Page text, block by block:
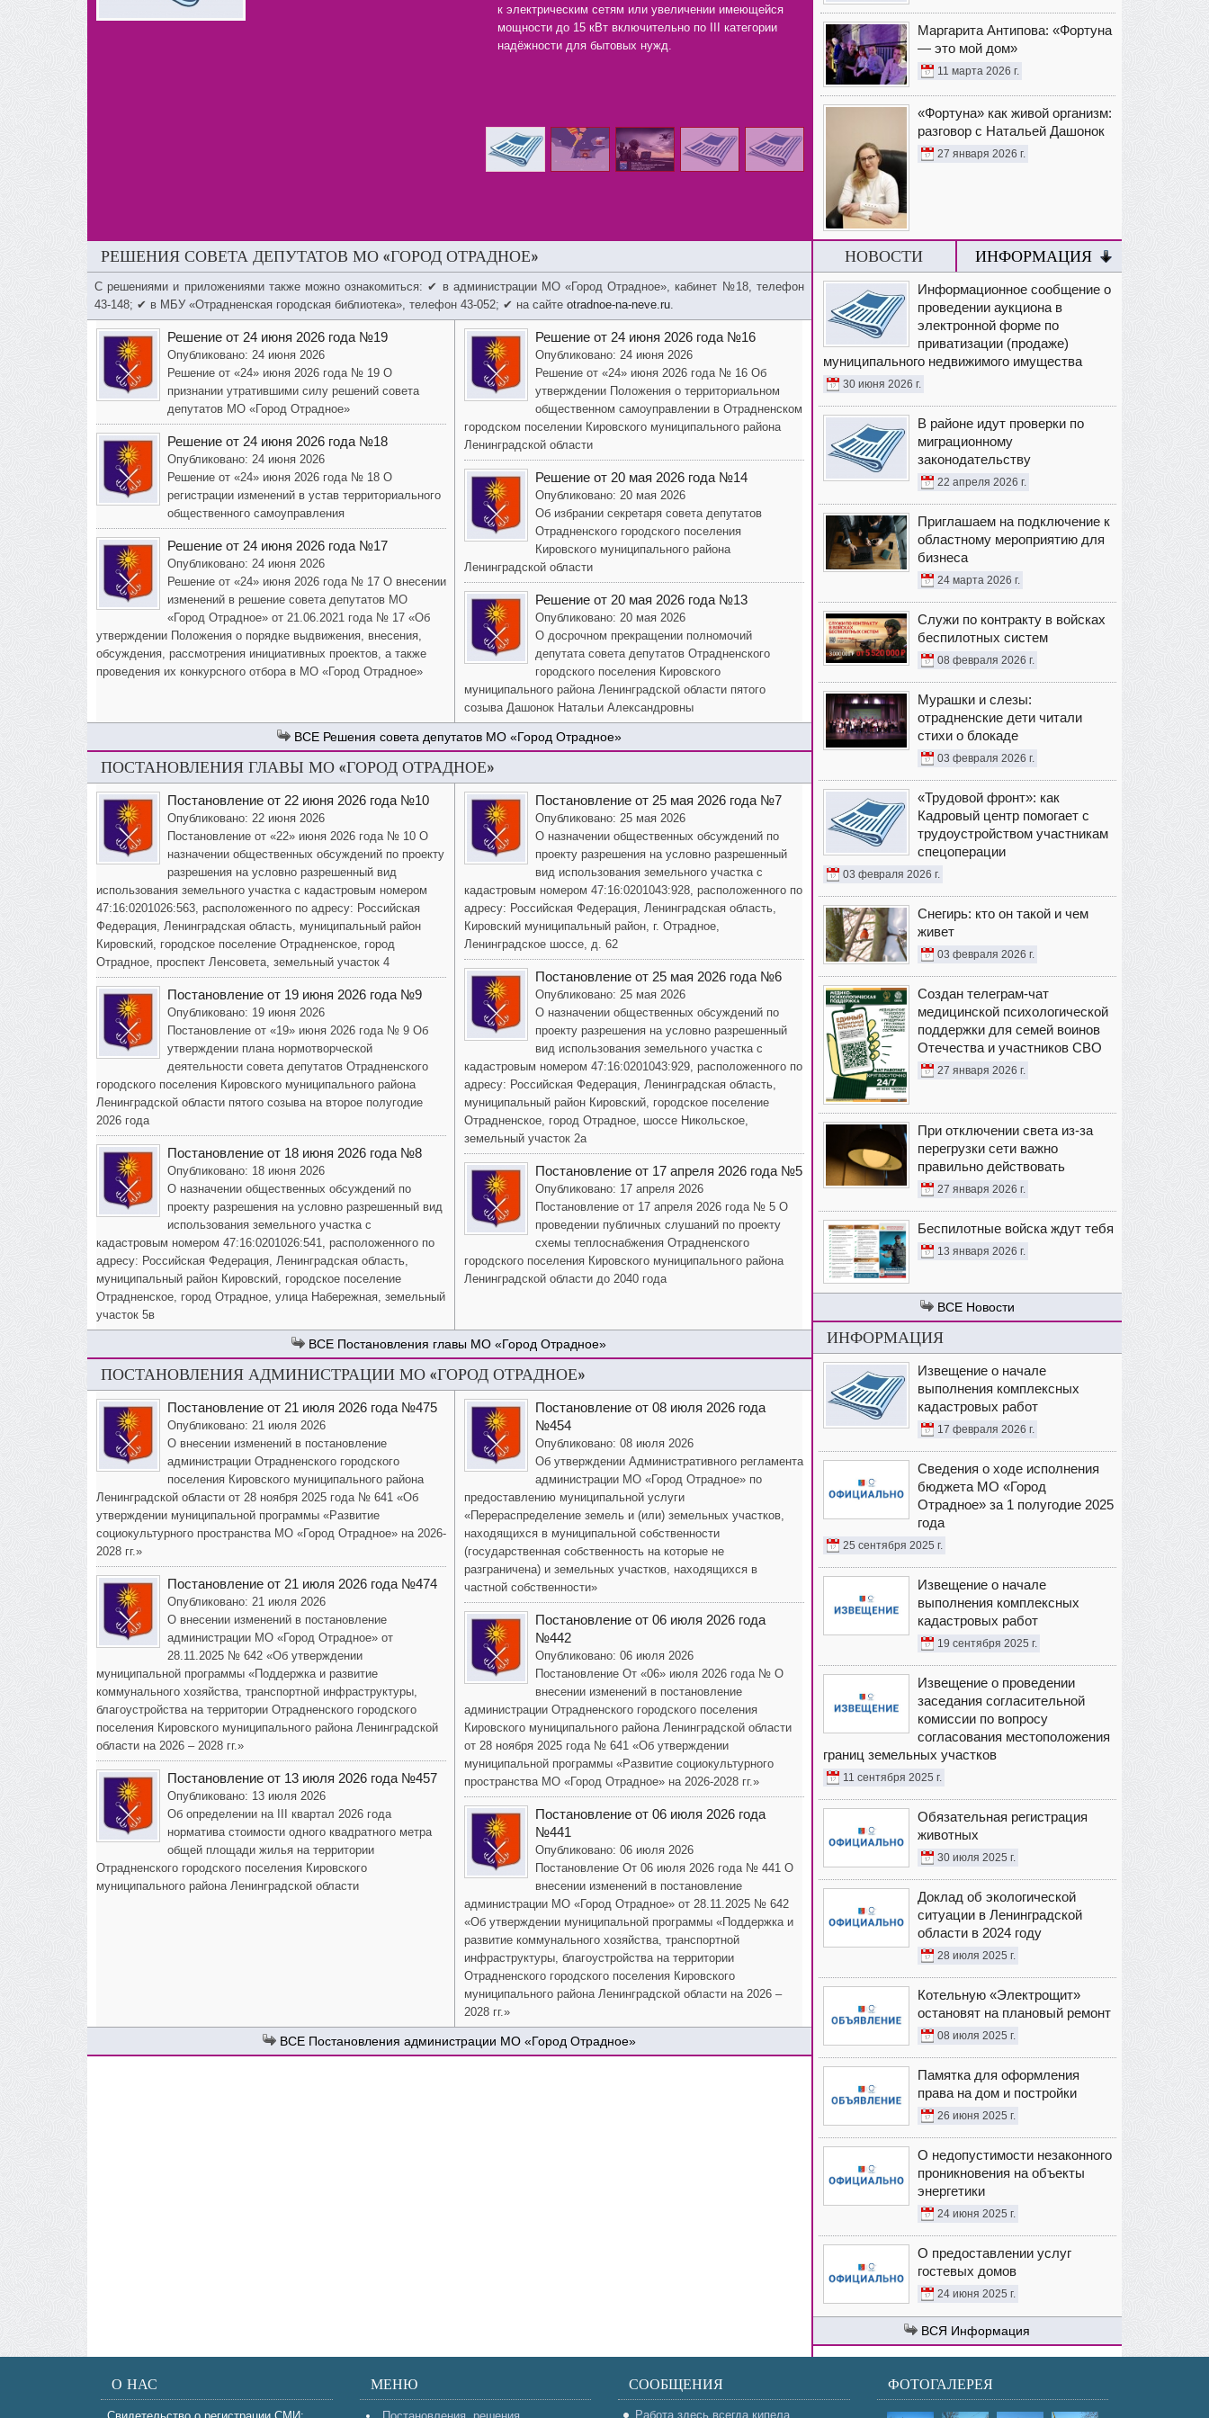
к электрическим сетям или увеличении имеющейся
мощности до 15 кВт включительно по III категории
надёжности для бытовых нужд.
Маргарита Антипова: «Фортуна
— это мой дом»
11 марта 2026 г.
«Фортуна» как живой организм:
разговор с Натальей Дашонок
27 января 2026 г.
РЕШЕНИЯ СОВЕТА ДЕПУТАТОВ МО «ГОРОД ОТРАДНОЕ»
С решениями и приложениями также можно ознакомиться: ✔ в администрации МО «Город Отрадное», кабинет №18, телефон
43-148; ✔ в МБУ «Отрадненская городская библиотека», телефон 43-052; ✔ на сайте otradnoe-na-neve.ru.
Решение от 24 июня 2026 года №19
Опубликовано: 24 июня 2026
Решение от «24» июня 2026 года № 19 О
признании утратившими силу решений совета
депутатов МО «Город Отрадное»
Решение от 24 июня 2026 года №18
Опубликовано: 24 июня 2026
Решение от «24» июня 2026 года № 18 О
регистрации изменений в устав территориального
общественного самоуправления
Решение от 24 июня 2026 года №17
Опубликовано: 24 июня 2026
Решение от «24» июня 2026 года № 17 О внесении
изменений в решение совета депутатов МО
«Город Отрадное» от 21.06.2021 года № 17 «Об
утверждении Положения о порядке выдвижения, внесения,
обсуждения, рассмотрения инициативных проектов, а также
проведения их конкурсного отбора в МО «Город Отрадное»
Решение от 24 июня 2026 года №16
Опубликовано: 24 июня 2026
Решение от «24» июня 2026 года № 16 Об
утверждении Положения о территориальном
общественном самоуправлении в Отрадненском
городском поселении Кировского муниципального района
Ленинградской области
Решение от 20 мая 2026 года №14
Опубликовано: 20 мая 2026
Об избрании секретаря совета депутатов
Отрадненского городского поселения
Кировского муниципального района
Ленинградской области
Решение от 20 мая 2026 года №13
Опубликовано: 20 мая 2026
О досрочном прекращении полномочий
депутата совета депутатов Отрадненского
городского поселения Кировского
муниципального района Ленинградской области пятого
созыва Дашонок Натальи Александровны
Решения совета депутатов МО «Город Отрадное»
ПОСТАНОВЛЕНИЯ ГЛАВЫ МО «ГОРОД ОТРАДНОЕ»
Постановление от 22 июня 2026 года №10
Опубликовано: 22 июня 2026
Постановление от «22» июня 2026 года № 10 О
назначении общественных обсуждений по проекту
разрешения на условно разрешенный вид
использования земельного участка с кадастровым номером
47:16:0201026:563, расположенного по адресу: Российская
Федерация, Ленинградская область, муниципальный район
Кировский, городское поселение Отрадненское, город
Отрадное, проспект Ленсовета, земельный участок 4
Постановление от 19 июня 2026 года №9
Опубликовано: 19 июня 2026
Постановление от «19» июня 2026 года № 9 Об
утверждении плана нормотворческой
деятельности совета депутатов Отрадненского
городского поселения Кировского муниципального района
Ленинградской области пятого созыва на второе полугодие
2026 года
Постановление от 18 июня 2026 года №8
Опубликовано: 18 июня 2026
О назначении общественных обсуждений по
проекту разрешения на условно разрешенный вид
использования земельного участка с
кадастровым номером 47:16:0201026:541, расположенного по
адресу: Российская Федерация, Ленинградская область,
муниципальный район Кировский, городское поселение
Отрадненское, город Отрадное, улица Набережная, земельный
участок 5в
Постановление от 25 мая 2026 года №7
Опубликовано: 25 мая 2026
О назначении общественных обсуждений по
проекту разрешения на условно разрешенный
вид использования земельного участка с
кадастровым номером 47:16:0201043:928, расположенного по
адресу: Российская Федерация, Ленинградская область,
Кировский муниципальный район, г. Отрадное,
Ленинградское шоссе, д. 62
Постановление от 25 мая 2026 года №6
Опубликовано: 25 мая 2026
О назначении общественных обсуждений по
проекту разрешения на условно разрешенный
вид использования земельного участка с
кадастровым номером 47:16:0201043:929, расположенного по
адресу: Российская Федерация, Ленинградская область,
муниципальный район Кировский, городское поселение
Отрадненское, город Отрадное, шоссе Никольское,
земельный участок 2а
Постановление от 17 апреля 2026 года №5
Опубликовано: 17 апреля 2026
Постановление от 17 апреля 2026 года № 5 О
проведении публичных слушаний по проекту
схемы теплоснабжения Отрадненского
городского поселения Кировского муниципального района
Ленинградской области до 2040 года
Постановления главы МО «Город Отрадное»
ПОСТАНОВЛЕНИЯ АДМИНИСТРАЦИИ МО «ГОРОД ОТРАДНОЕ»
Постановление от 21 июля 2026 года №475
Опубликовано: 21 июля 2026
О внесении изменений в постановление
администрации Отрадненского городского
поселения Кировского муниципального района
Ленинградской области от 28 ноября 2025 года № 641 «Об
утверждении муниципальной программы «Развитие
социокультурного пространства МО «Город Отрадное» на 2026-
2028 гг.»
Постановление от 21 июля 2026 года №474
Опубликовано: 21 июля 2026
О внесении изменений в постановление
администрации МО «Город Отрадное» от
28.11.2025 № 642 «Об утверждении
муниципальной программы «Поддержка и развитие
коммунального хозяйства, транспортной инфраструктуры,
благоустройства на территории Отрадненского городского
поселения Кировского муниципального района Ленинградской
области на 2026 – 2028 гг.»
Постановление от 13 июля 2026 года №457
Опубликовано: 13 июля 2026
Об определении на III квартал 2026 года
норматива стоимости одного квадратного метра
общей площади жилья на территории
Отрадненского городского поселения Кировского
муниципального района Ленинградской области
Постановление от 08 июля 2026 года
№454
Опубликовано: 08 июля 2026
Об утверждении Административного регламента
администрации МО «Город Отрадное» по
предоставлению муниципальной услуги
«Перераспределение земель и (или) земельных участков,
находящихся в муниципальной собственности
(государственная собственность на которые не
разграничена) и земельных участков, находящихся в
частной собственности»
Постановление от 06 июля 2026 года
№442
Опубликовано: 06 июля 2026
Постановление От «06» июля 2026 года № О
внесении изменений в постановление
администрации Отрадненского городского поселения
Кировского муниципального района Ленинградской области
от 28 ноября 2025 года № 641 «Об утверждении
муниципальной программы «Развитие социокультурного
пространства МО «Город Отрадное» на 2026-2028 гг.»
Постановление от 06 июля 2026 года
№441
Опубликовано: 06 июля 2026
Постановление От 06 июля 2026 года № 441 О
внесении изменений в постановление
администрации МО «Город Отрадное» от 28.11.2025 № 642
«Об утверждении муниципальной программы «Поддержка и
развитие коммунального хозяйства, транспортной
инфраструктуры, благоустройства на территории
Отрадненского городского поселения Кировского
муниципального района Ленинградской области на 2026 –
2028 гг.»
Постановления администрации МО «Город Отрадное»
НОВОСТИ ИНФОРМАЦИЯ
Информационное сообщение о
проведении аукциона в
электронной форме по
приватизации (продаже)
муниципального недвижимого имущества
30 июня 2026 г.
В районе идут проверки по
миграционному
законодательству
22 апреля 2026 г.
Приглашаем на подключение к
областному мероприятию для
бизнеса
24 марта 2026 г.
Служи по контракту в войсках
беспилотных систем
08 февраля 2026 г.
Мурашки и слезы:
отрадненские дети читали
стихи о блокаде
03 февраля 2026 г.
«Трудовой фронт»: как
Кадровый центр помогает с
трудоустройством участникам
спецоперации
03 февраля 2026 г.
Снегирь: кто он такой и чем
живет
03 февраля 2026 г.
Создан телеграм-чат
медицинской психологической
поддержки для семей воинов
Отечества и участников СВО
27 января 2026 г.
При отключении света из-за
перегрузки сети важно
правильно действовать
27 января 2026 г.
Беспилотные войска ждут тебя
13 января 2026 г.
Новости
ИНФОРМАЦИЯ
Извещение о начале
выполнения комплексных
кадастровых работ
17 февраля 2026 г.
Сведения о ходе исполнения
бюджета МО «Город
Отрадное» за 1 полугодие 2025
года
25 сентября 2025 г.
Извещение о начале
выполнения комплексных
кадастровых работ
19 сентября 2025 г.
Извещение о проведении
заседания согласительной
комиссии по вопросу
согласования местоположения
границ земельных участков
11 сентября 2025 г.
Обязательная регистрация
животных
30 июля 2025 г.
Доклад об экологической
ситуации в Ленинградской
области в 2024 году
28 июля 2025 г.
Котельную «Электрощит»
остановят на плановый ремонт
08 июля 2025 г.
Памятка для оформления
права на дом и постройки
26 июня 2025 г.
О недопустимости незаконного
проникновения на объекты
энергетики
24 июня 2025 г.
О предоставлении услуг
гостевых домов
24 июня 2025 г.
Информация
О НАС МЕНЮ СООБЩЕНИЯ
Работа здесь всегда кипела
ФОТОГАЛЕРЕЯ